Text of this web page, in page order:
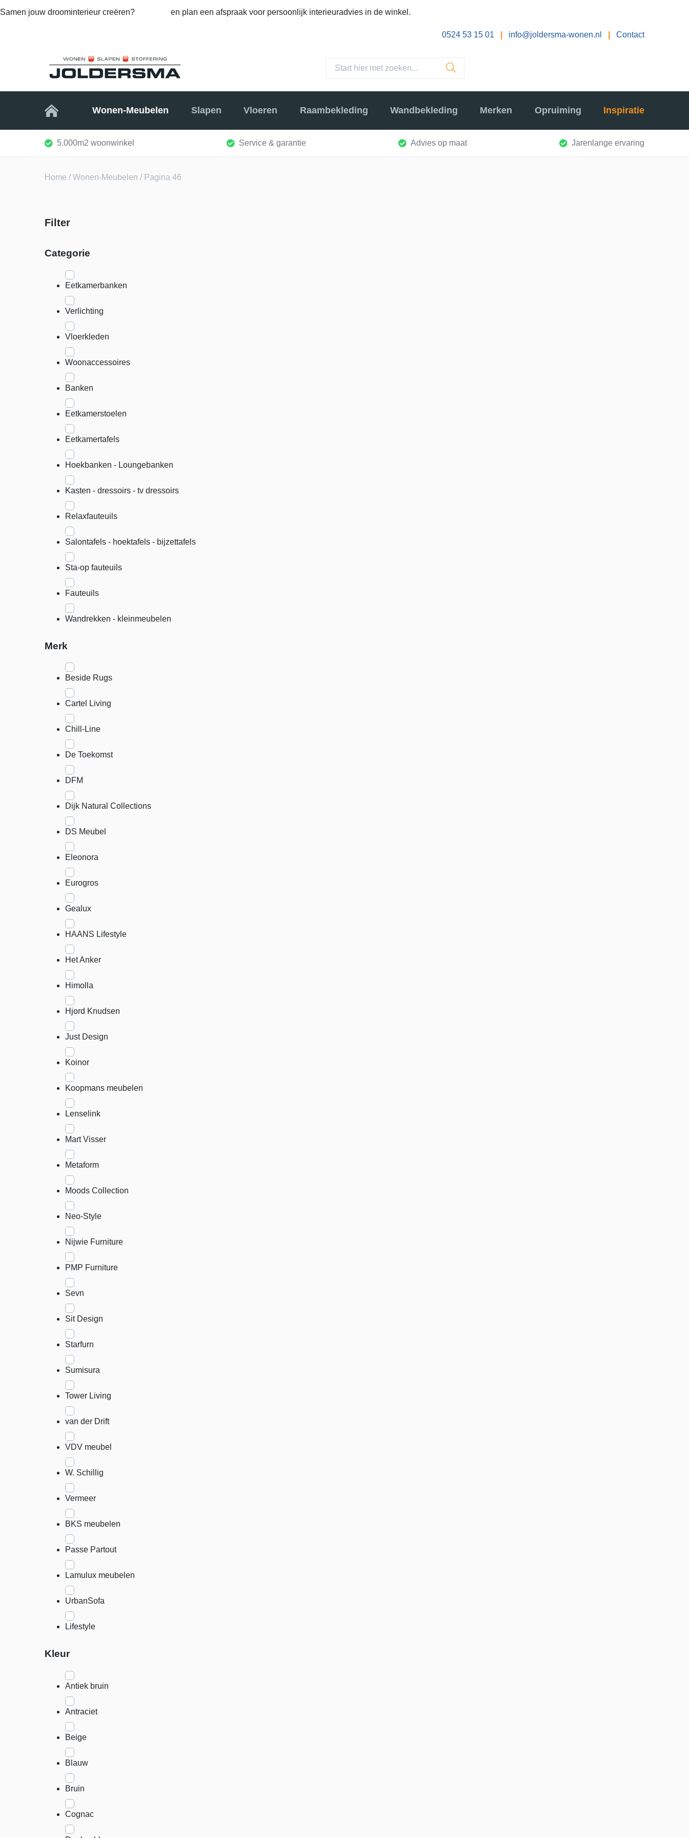
Samen jouw droominterieur creëren? en plan een afspraak voor persoonlijk interieuradvies in de winkel.
0524 53 15 01 info@joldersma-wonen.nl Contact
Home Wonen-Meubelen Slapen Vloeren Raambekleding Wandbekleding Merken Opruiming Inspiratie
5.000m2 woonwinkel Service & garantie Advies op maat Jarenlange ervaring
Home /Wonen-Meubelen / Pagina 46
Filter
Categorie
Eetkamerbanken
Verlichting
Vloerkleden
Woonaccessoires
Banken
Eetkamerstoelen
Eetkamertafels
Hoekbanken - Loungebanken
Kasten - dressoirs - tv dressoirs
Relaxfauteuils
Salontafels - hoektafels - bijzettafels
Sta-op fauteuils
Fauteuils
Wandrekken - kleinmeubelen
Merk
Beside Rugs
Cartel Living
Chill-Line
De Toekomst
DFM
Dijk Natural Collections
DS Meubel
Eleonora
Eurogros
Gealux
HAANS Lifestyle
Het Anker
Himolla
Hjord Knudsen
Just Design
Koinor
Koopmans meubelen
Lenselink
Mart Visser
Metaform
Moods Collection
Neo-Style
Nijwie Furniture
PMP Furniture
Sevn
Sit Design
Starfurn
Sumisura
Tower Living
van der Drift
VDV meubel
W. Schillig
Vermeer
BKS meubelen
Passe Partout
Lamulux meubelen
UrbanSofa
Lifestyle
Kleur
Antiek bruin
Antraciet
Beige
Blauw
Bruin
Cognac